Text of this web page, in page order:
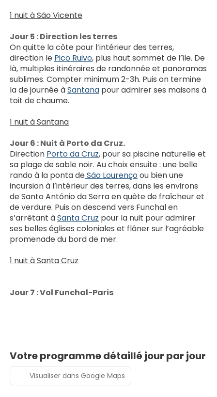
1 nuit à São Vicente
Jour 5 : Direction les terres
On quitte la côte pour l’intérieur des terres,
direction le Pico Ruivo, plus haut sommet de l’île. De
là, multiples itinéraires de randonnée et panoramas
sublimes. Compter minimum 2-3h. Puis on termine
la de journée à Santana pour admirer ses maisons à
toit de chaume.
1 nuit à Santana
Jour 6 : Nuit à Porto da Cruz.
Direction Porto da Cruz, pour sa piscine naturelle et
sa plage de sable noir. Au choix ensuite : une belle
rando à la ponta de São Lourenço ou bien une
incursion à l’intérieur des terres, dans les environs
de Santo António da Serra en quête de fraîcheur et
de verdure. Puis on descend vers Funchal en
s’arrêtant à Santa Cruz pour la nuit pour admirer
ses belles églises coloniales et flâner sur l’agréable
promenade du bord de mer.
1 nuit à Santa Cruz
Jour 7 : Vol Funchal-Paris
Votre programme détaillé jour par jour
Visualiser dans Google Maps